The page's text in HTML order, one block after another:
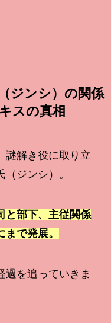
ジンシ）の関係
スの真相
謎解き役に取り立
ジンシ）。
と部下、主従関係
で発展。
過を追っていきま